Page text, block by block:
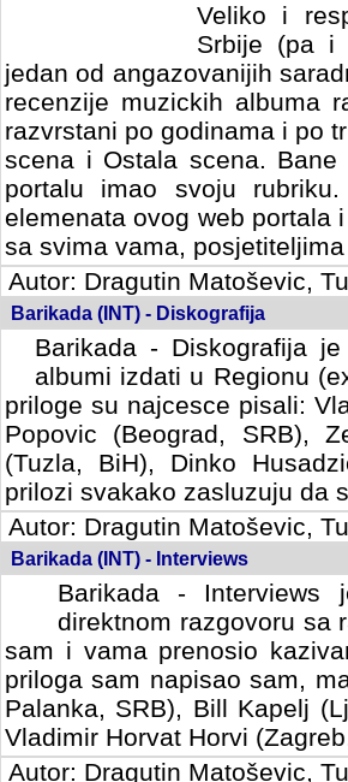
Veliko i
Srbije (pa i
jedan od angazovanijih
recenzije muzickih albuma
razvrstani po godinama i po
scena i Ostala scena.
portalu imao svoju
elemenata ovog web portala
sa svima vama,
Autor: Dragutin Matoševic,
Barikada (INT) - Diskografija
Barikada - Diskografija
albumi izdati u Regionu
priloge su najcesce pisali:
Popovic (Beograd, SRB),
(Tuzla, BiH), Dinko
prilozi svakako zasluzuju da
Autor: Dragutin Matoševic,
Barikada (INT) - Interviews
Barikada -
direktnom razgovoru sa
sam i vama prenosio
priloga sam napisao sam,
Palanka, SRB), Bill Kapelj
Vladimir Horvat Horvi
Autor: Dragutin Matoševic,